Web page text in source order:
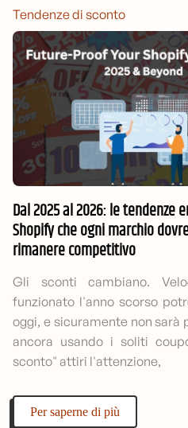
Tendenze di sconto
Dal 2025 al 2026: le tendenze
Shopify che ogni marchio
rimanere competitivo
Gli sconti cambiano.
funzionato l'anno scorso
oggi, e sicuramente non sarà
ancora usando i soliti
sconto" attiri l'attenzione,
Per saperne di più